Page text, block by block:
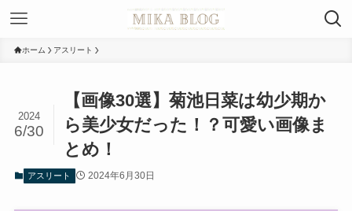
ホーム アスリート
【画像30選】菊池日菜は幼少期か
ら美少女だった！？可愛い画像ま
とめ！
2024
6/30
アスリート 2024年6月30日